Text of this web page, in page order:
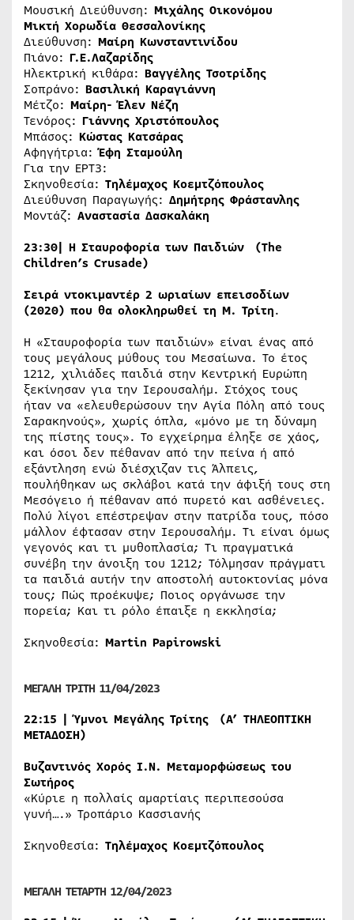
Μουσική Διεύθυνση: Μιχάλης Οικονόμου
Μικτή Χορωδία Θεσσαλονίκης
Διεύθυνση: Μαίρη Κωνσταντινίδου
Πιάνο: Γ.Ε.Λαζαρίδης
Ηλεκτρική κιθάρα: Βαγγέλης Τσοτρίδης
Σοπράνο: Βασιλική Καραγιάννη
Μέτζο: Μαίρη- Έλεν Νέζη
Τενόρος: Γιάννης Χριστόπουλος
Μπάσος: Κώστας Κατσάρας
Αφηγήτρια: Έφη Σταμούλη
Για την ΕΡΤ3:
Σκηνοθεσία: Τηλέμαχος Κοεμτζόπουλος
Διεύθυνση Παραγωγής: Δημήτρης Φράστανλης
Μοντάζ: Αναστασία Δασκαλάκη
23:30| Η Σταυροφορία των Παιδιών (The
Children’s Crusade)
Σειρά ντοκιμαντέρ 2 ωριαίων επεισοδίων
(2020) που θα ολοκληρωθεί τη Μ. Τρίτη.
Η «Σταυροφορία των παιδιών» είναι ένας από
τους μεγάλους μύθους του Μεσαίωνα. Το έτος
1212, χιλιάδες παιδιά στην Κεντρική Ευρώπη
ξεκίνησαν για την Ιερουσαλήμ. Στόχος τους
ήταν να «ελευθερώσουν την Αγία Πόλη από τους
Σαρακηνούς», χωρίς όπλα, «μόνο με τη δύναμη
της πίστης τους». Το εγχείρημα έληξε σε χάος,
και όσοι δεν πέθαναν από την πείνα ή από
εξάντληση ενώ διέσχιζαν τις Άλπεις,
πουλήθηκαν ως σκλάβοι κατά την άφιξή τους στη
Μεσόγειο ή πέθαναν από πυρετό και ασθένειες.
Πολύ λίγοι επέστρεψαν στην πατρίδα τους, πόσο
μάλλον έφτασαν στην Ιερουσαλήμ. Τι είναι όμως
γεγονός και τι μυθοπλασία; Τι πραγματικά
συνέβη την άνοιξη του 1212; Τόλμησαν πράγματι
τα παιδιά αυτήν την αποστολή αυτοκτονίας μόνα
τους; Πώς προέκυψε; Ποιος οργάνωσε την
πορεία; Και τι ρόλο έπαιξε η εκκλησία;
Σκηνοθεσία: Martin Papirowski
ΜΕΓΑΛΗ ΤΡΙΤΗ 11/04/2023
22:15 | Ύμνοι Μεγάλης Τρίτης (A’ ΤΗΛΕΟΠΤΙΚΗ
ΜΕΤΑΔΟΣΗ)
Βυζαντινός Χορός Ι.Ν. Μεταμορφώσεως του
Σωτήρος
«Κύριε η πολλαίς αμαρτίαις περιπεσούσα
γυνή….» Τροπάριο Κασσιανής
Σκηνοθεσία: Τηλέμαχος Κοεμτζόπουλος
ΜΕΓΑΛΗ ΤΕΤΑΡΤΗ 12/04/2023